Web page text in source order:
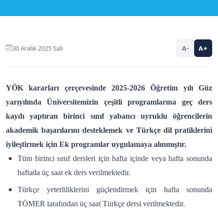
30 Aralık 2025 Salı A- A+
YÖK kararları çerçevesinde 2025-2026 Öğretim yılı Güz
yarıyılında Üniversitemizin çeşitli programlarına geç ders
kaydı yaptıran birinci sınıf yabancı uyruklu öğrencilerin
akademik başarılarını desteklemek ve Türkçe dil pratiklerini
iyileştirmek için Ek programlar uygulamaya alınmıştır.
Tüm birinci sınıf dersleri için hafta içinde veya hafta sonunda
haftada üç saat ek ders verilmektedir.
Türkçe yeterliliklerini güçlendirmek için hafta sonunda
TÖMER tarafından üç saat Türkçe dersi verilmektedir.